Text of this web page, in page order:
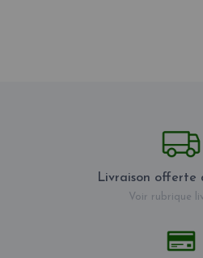
Livraison offerte
Voir rubrique